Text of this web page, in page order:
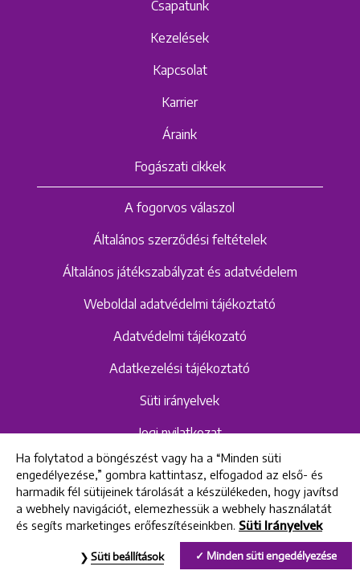
Csapatunk
Kezelések
Kapcsolat
Karrier
Áraink
Fogászati cikkek
A fogorvos válaszol
Általános szerződési feltételek
Általános játékszabályzat és adatvédelem
Weboldal adatvédelmi tájékoztató
Adatvédelmi tájékozató
Adatkezelési tájékoztató
Süti irányelvek
Jogi nyilatkozat
Hangrögzítéshez kapcsolódó adatvédelmi
szabályzat és tájékoztató
Uniklinik Fogászati és Implantációs Központ
Ha folytatod a böngészést vagy ha a “Minden süti
engedélyezése,” gombra kattintasz, elfogadod az első- és
harmadik fél sütijeinek tárolását a készülékeden, hogy javítsd
a webhely navigációt, elemezhessük a webhely használatát
és segíts marketinges erőfeszítéseinkben. Süti Irányelvek
Minden süti engedélyezése
Süti beállítások